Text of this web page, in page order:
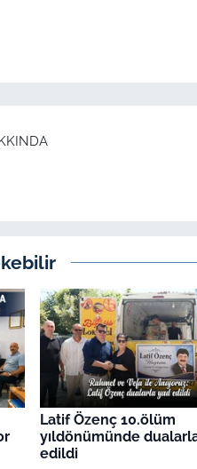
Latif Özenç 10.ölüm
yıldönümünde
edildi